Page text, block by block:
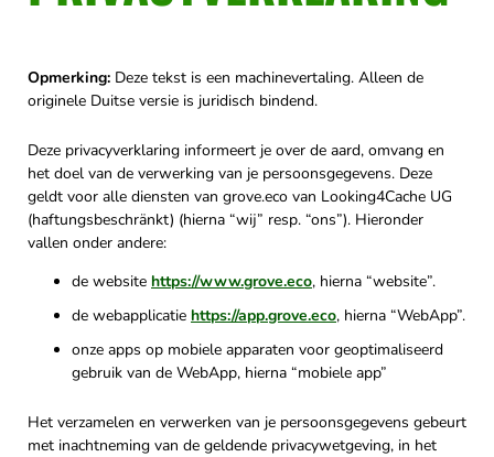
Opmerking: Deze tekst is een machinevertaling. Alleen de
originele Duitse versie is juridisch bindend.
Deze privacyverklaring informeert je over de aard, omvang en
het doel van de verwerking van je persoonsgegevens. Deze
geldt voor alle diensten van grove.eco van Looking4Cache UG
(haftungsbeschränkt) (hierna “wij” resp. “ons”). Hieronder
vallen onder andere:
de website https://www.grove.eco, hierna “website”.
de webapplicatie https://app.grove.eco, hierna “WebApp”.
onze apps op mobiele apparaten voor geoptimaliseerd
gebruik van de WebApp, hierna “mobiele app”
Het verzamelen en verwerken van je persoonsgegevens gebeurt
met inachtneming van de geldende privacywetgeving, in het